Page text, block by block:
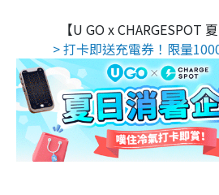
【U GO x CHARGESPOT
> 打卡即送充電券！限量